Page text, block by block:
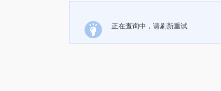
正在查询中，请刷新重试